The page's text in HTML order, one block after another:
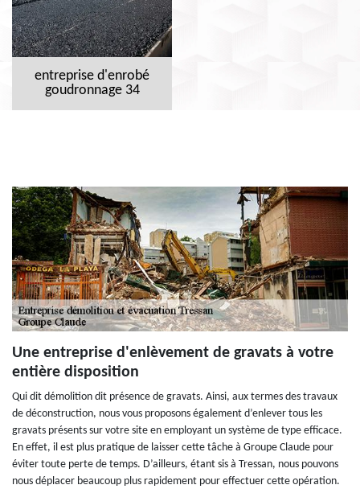
entreprise d'enrobé
goudronnage 34
Une entreprise d'enlèvement de gravats à votre
entière disposition
Qui dit démolition dit présence de gravats. Ainsi, aux termes des travaux
de déconstruction, nous vous proposons également d’enlever tous les
gravats présents sur votre site en employant un système de type efficace.
En effet, il est plus pratique de laisser cette tâche à Groupe Claude pour
éviter toute perte de temps. D’ailleurs, étant sis à Tressan, nous pouvons
nous déplacer beaucoup plus rapidement pour effectuer cette opération.